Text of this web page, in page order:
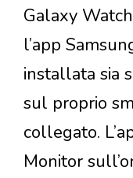
Galaxy
l’app
installata sia
sul proprio
collegato.
Monitor